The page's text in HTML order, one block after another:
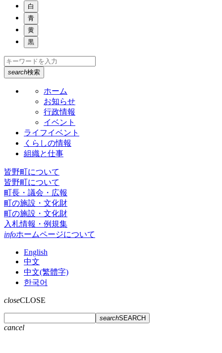
白
青
黄
黒
search検索
ホーム
お知らせ
行政情報
イベント
ライフイベント
くらしの情報
組織と仕事
皆野町について
皆野町について
町長・議会・広報
町の施設・文化財
町の施設・文化財
入札情報・例規集
infoホームページについて
English
中文
中文(繁體字)
한국어
closeCLOSE
searchSEARCH
cancel